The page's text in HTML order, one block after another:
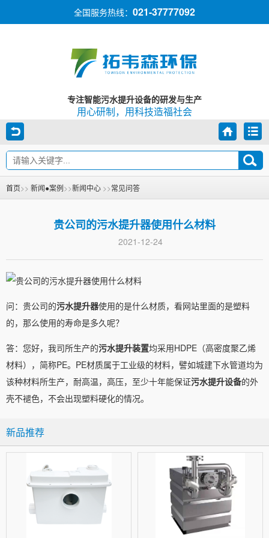
全国服务热线： 021-37777092
专注智能污水提升设备的研发与生产
用心研制，用科技造福社会
首页>> 新闻●案例>>新闻中心 >>常见问答
贵公司的污水提升器使用什么材料
2021-12-24
问：贵公司的污水提升器使用的是什么材质，看网站里面的是塑料
的，那么使用的寿命是多久呢？
答：您好，我司所生产的污水提升装置均采用HDPE（高密度聚乙烯
材料），简称PE。PE材质属于工业级的材料，譬如城建下水管道均为
该种材料所生产，耐高温，高压，至少十年能保证污水提升设备的外
壳不褪色，不会出现塑料硬化的情况。
新品推荐